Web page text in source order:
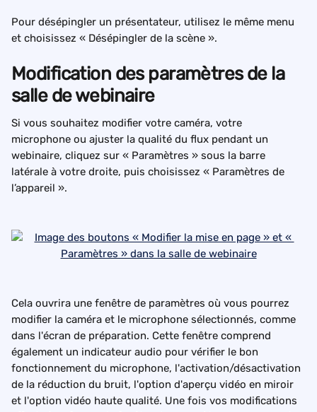
Pour désépingler un présentateur, utilisez le même menu
et choisissez « Désépingler de la scène ».
Modification des paramètres de la
salle de webinaire
Si vous souhaitez modifier votre caméra, votre
microphone ou ajuster la qualité du flux pendant un
webinaire, cliquez sur « Paramètres » sous la barre
latérale à votre droite, puis choisissez « Paramètres de
l’appareil ».
Cela ouvrira une fenêtre de paramètres où vous pourrez
modifier la caméra et le microphone sélectionnés, comme
dans l'écran de préparation. Cette fenêtre comprend
également un indicateur audio pour vérifier le bon
fonctionnement du microphone, l'activation/désactivation
de la réduction du bruit, l'option d'aperçu vidéo en miroir
et l'option vidéo haute qualité. Une fois vos modifications